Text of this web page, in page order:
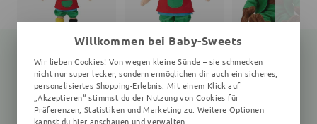
Puppe Pippi Langstrumpf
20 cm, 200x150x60 mm, 10+ Monate, bunt
18,89 € 21,90 €
Puppe Pippi Langstrumpf
300x190x80 mm, 30 cm, 10+ Monate, bunt
27,15 € 35,90 € 18,89 €
Willkommen bei Baby-Sweets
Wir lieben Cookies! Von wegen kleine Sünde – sie schmecken
nicht nur super lecker, sondern ermöglichen dir auch ein sicheres,
personalisiertes Shopping-Erlebnis. Mit einem Klick auf
„Akzeptieren“ stimmst du der Nutzung von Cookies für
Präferenzen, Statistiken und Marketing zu. Weitere Optionen
kannst du hier anschauen und verwalten.